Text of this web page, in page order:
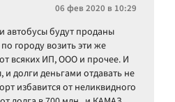
06 фев 2020 в 10:29
автобусы будут проданы
городу возить эти же
всяких ИП, ООО и прочее. И
долги деньгами отдавать не
избавится от неликвидного